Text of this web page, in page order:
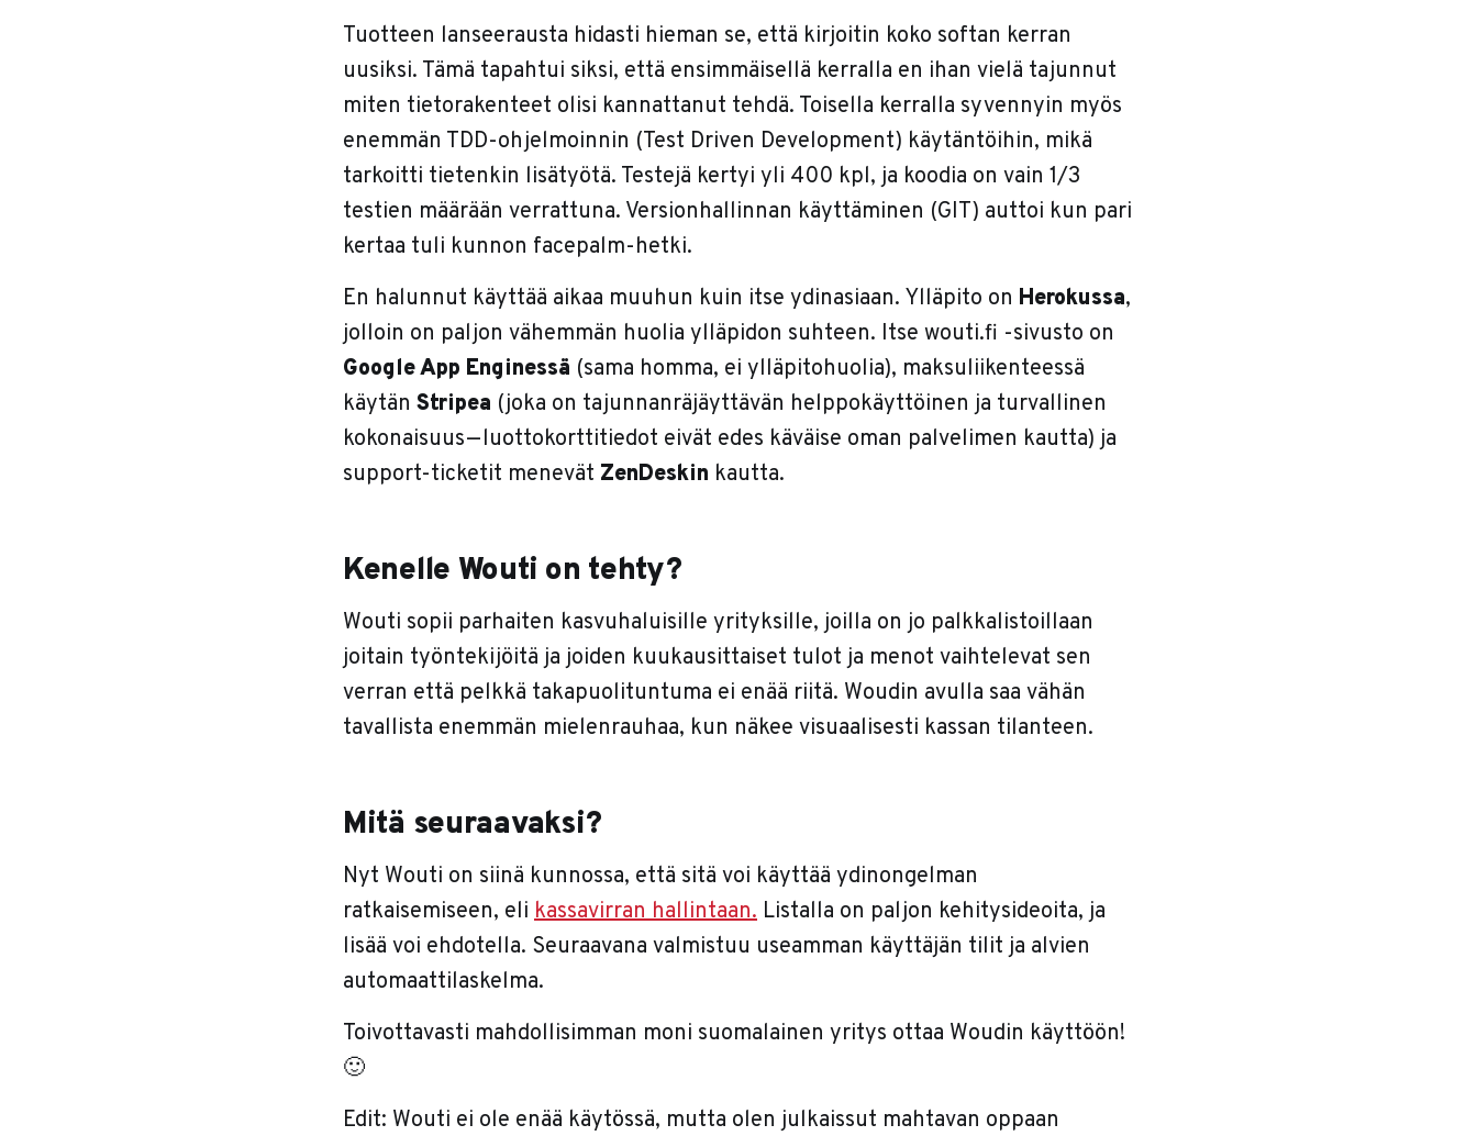
Tuotteen lanseerausta hidasti hieman se, että kirjoitin koko softan kerran
uusiksi. Tämä tapahtui siksi, että ensimmäisellä kerralla en ihan vielä tajunnut
miten tietorakenteet olisi kannattanut tehdä. Toisella kerralla syvennyin myös
enemmän TDD-ohjelmoinnin (Test Driven Development) käytäntöihin, mikä
tarkoitti tietenkin lisätyötä. Testejä kertyi yli 400 kpl, ja koodia on vain 1/3
testien määrään verrattuna. Versionhallinnan käyttäminen (GIT) auttoi kun pari
kertaa tuli kunnon facepalm-hetki.
En halunnut käyttää aikaa muuhun kuin itse ydinasiaan. Ylläpito on Herokussa,
jolloin on paljon vähemmän huolia ylläpidon suhteen. Itse wouti.fi -sivusto on
Google App Enginessä (sama homma, ei ylläpitohuolia), maksuliikenteessä
käytän Stripea (joka on tajunnanräjäyttävän helppokäyttöinen ja turvallinen
kokonaisuus — luottokorttitiedot eivät edes käväise oman palvelimen kautta) ja
support-ticketit menevät ZenDeskin kautta.
Kenelle Wouti on tehty?
Wouti sopii parhaiten kasvuhaluisille yrityksille, joilla on jo palkkalistoillaan
joitain työntekijöitä ja joiden kuukausittaiset tulot ja menot vaihtelevat sen
verran että pelkkä takapuolituntuma ei enää riitä. Woudin avulla saa vähän
tavallista enemmän mielenrauhaa, kun näkee visuaalisesti kassan tilanteen.
Mitä seuraavaksi?
Nyt Wouti on siinä kunnossa, että sitä voi käyttää ydinongelman
ratkaisemiseen, eli kassavirran hallintaan. Listalla on paljon kehitysideoita, ja
lisää voi ehdotella. Seuraavana valmistuu useamman käyttäjän tilit ja alvien
automaattilaskelma.
Toivottavasti mahdollisimman moni suomalainen yritys ottaa Woudin käyttöön!
🙂
Edit: Wouti ei ole enää käytössä, mutta olen julkaissut mahtavan oppaan